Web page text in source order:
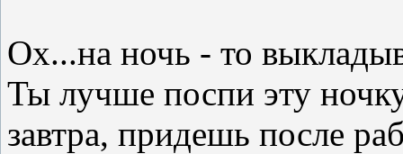
Ох...на ночь - то
Ты лучше поспи эту
завтра, придешь после